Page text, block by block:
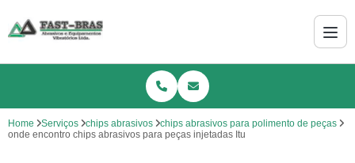
Home Serviços chips abrasivos
chips abrasivos para polimento de peças
onde encontro chips abrasivos para peças injetadas Itu